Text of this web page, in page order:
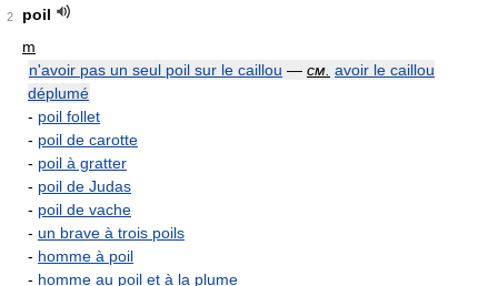
2
poil
m
n'avoir pas un seul poil sur le caillou — см. avoir le caillou
déplumé
- poil follet
- poil de carotte
- poil à gratter
- poil de Judas
- poil de vache
- un brave à trois poils
- homme à poil
- homme au poil et à la plume